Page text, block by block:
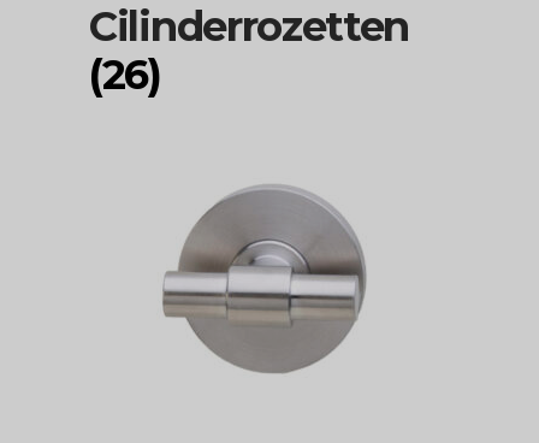
Cilinderrozetten
(26)